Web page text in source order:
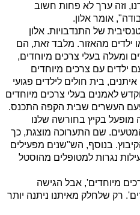
וזה ערך לא פחות חשוב
אומר אלון.
של התנדבויות. אלון
ילדים מהאזור. מלבד זאת, הם
ומעלה בעלי צרכים מיוחדים,
ילדים עם צרכים מיוחדים
בית חולים לילדים פגועי
לאמנים בעלי צרכים מיוחדים
העשרים שבית הקפה התכנס.
מופעל בקיץ בחורשה שלנו
שם התערוכה מוצגת, כך
בנוסף, הש"שנים מפעילים
נגרות למטופלים מהוסטל
מיוחדים', אבל הגישה
רק שלחלק מאיתנו ניתנה יותר